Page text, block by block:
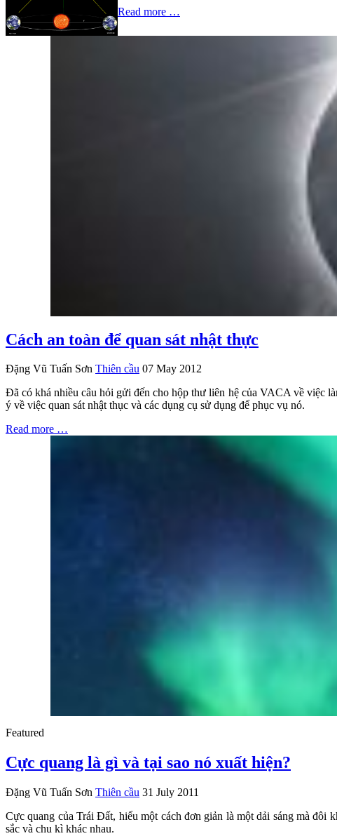
Read more …
Cách an toàn để quan sát nhật thực
Đặng Vũ Tuấn Sơn Thiên cầu 07 May 2012
Đã có khá nhiều câu hỏi gửi đến cho hộp thư liên hệ của VACA về việc
ý về việc quan sát nhật thục và các dụng cụ sử dụng để phục vụ nó.
Read more …
Featured
Cực quang là gì và tại sao nó xuất hiện?
Đặng Vũ Tuấn Sơn Thiên cầu 31 July 2011
Cực quang của Trái Đất, hiểu một cách đơn giản là một dải sáng mà
sắc và chu kì khác nhau.